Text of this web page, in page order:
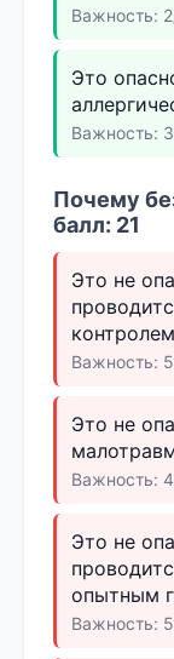
Важность:
Это
Важность:
Почему
балл: 21
Это не
Важность:
Это не
Важность:
Это не
опытным
Важность: